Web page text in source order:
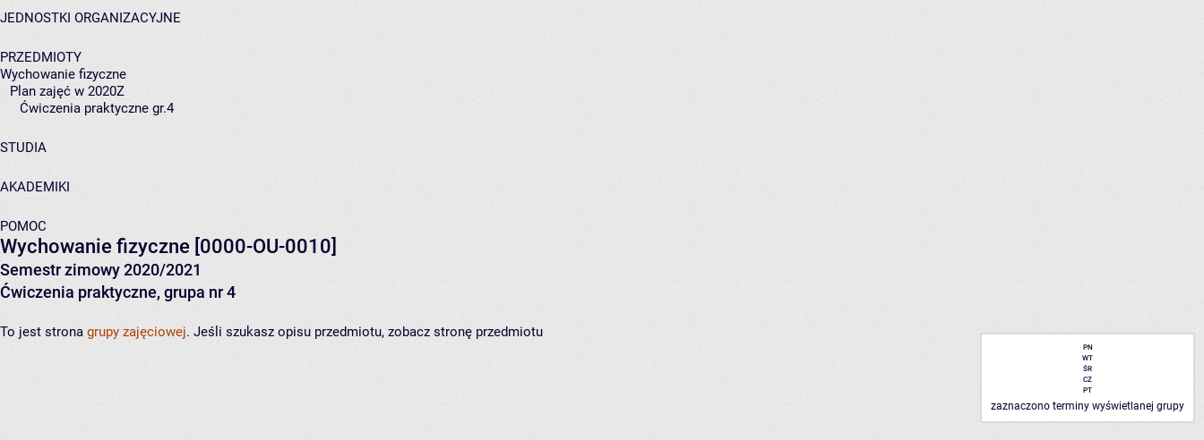
JEDNOSTKI ORGANIZACYJNE
PRZEDMIOTY
Wychowanie fizyczne
Plan zajęć w 2020Z
Ćwiczenia praktyczne gr.4
STUDIA
AKADEMIKI
POMOC
Wychowanie fizyczne [0000-OU-0010]
Semestr zimowy 2020/2021
Ćwiczenia praktyczne, grupa nr 4
PN
WT
ŚR
CZ
PT
zaznaczono terminy wyświetlanej grupy
To jest strona grupy zajęciowej. Jeśli szukasz opisu przedmiotu, zobacz stronę przedmiotu